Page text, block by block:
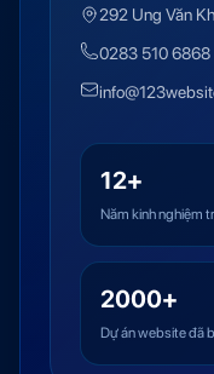
292 Ung Văn
0283 510 6868
12+
Năm kinh nghiệm
2000+
Dự án website đã